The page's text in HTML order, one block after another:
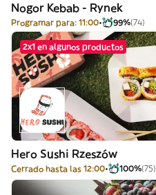
Nogor Kebab - Rynek
Programar para: 11:00 99%(74)
2x1 en algunos productos
Hero Sushi Rzeszów
Cerrado hasta las 12:00 100%(75)